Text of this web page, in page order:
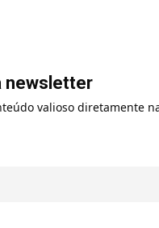
newsletter
valioso diretamente